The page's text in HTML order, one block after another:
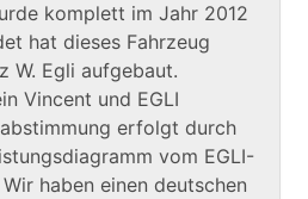
komplett im Jahr 2012
hat dieses Fahrzeug
W. Egli aufgebaut.
Vincent und EGLI
erfolgt durch
vom EGLI-
haben einen deutschen